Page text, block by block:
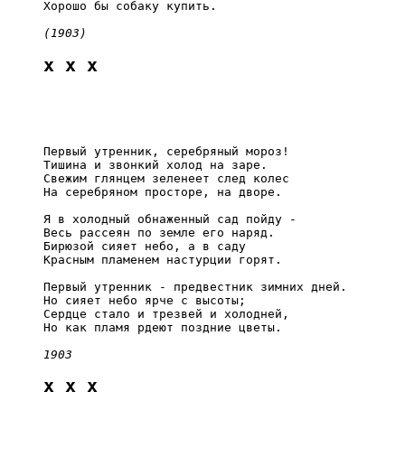
     Хорошо бы собаку купить.
(1903)
x x x
     Первый утренник, серебряный мороз!
     Тишина и звонкий холод на заре.
     Свежим глянцем зеленеет след колес
     На серебряном просторе, на дворе.
     Я в холодный обнаженный сад пойду -
     Весь рассеян по земле его наряд.
     Бирюзой сияет небо, а в саду
     Красным пламенем настурции горят.
     Первый утренник - предвестник зимних дней.
     Но сияет небо ярче с высоты;
     Сердце стало и трезвей и холодней,
     Но как пламя рдеют поздние цветы.
1903
x x x